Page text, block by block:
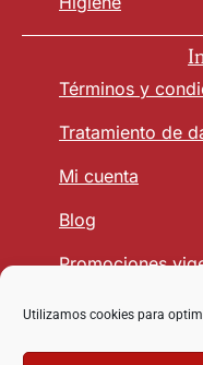
Utilizamos cookies para
Términos y
Tratamiento de
Mi cuenta
Blog
Promociones